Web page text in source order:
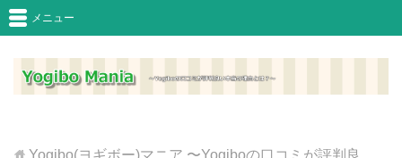
メニュー
Yogibo(ヨギボー)マニア 〜Yogiboの口コミが評判良